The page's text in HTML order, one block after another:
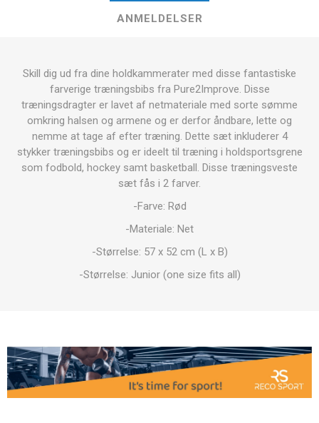
ANMELDELSER
Skill dig ud fra dine holdkammerater med disse fantastiske
farverige træningsbibs fra Pure2Improve. Disse
træningsdragter er lavet af netmateriale med sorte sømme
omkring halsen og armene og er derfor åndbare, lette og
nemme at tage af efter træning. Dette sæt inkluderer 4
stykker træningsbibs og er ideelt til træning i holdsportsgrene
som fodbold, hockey samt basketball. Disse træningsveste
sæt fås i 2 farver.
-Farve: Rød
-Materiale: Net
-Størrelse: 57 x 52 cm (L x B)
-Størrelse: Junior (one size fits all)